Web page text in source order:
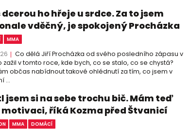
dcerou ho hřeje u srdce. Za to jsem
vděčný, je spokojený Procházka
MMA
Co dělá Jiří Procházka od svého posledního zápasu v
zažil v tomto roce, kde bych, co se stalo, co se chystá?
občas nabídnout takové ohlédnutí za tím, co jsem v
...
jsem si na sebe trochu bič. Mám teď
říká Kozma před Štvanicí
MMA DOMÁCÍ